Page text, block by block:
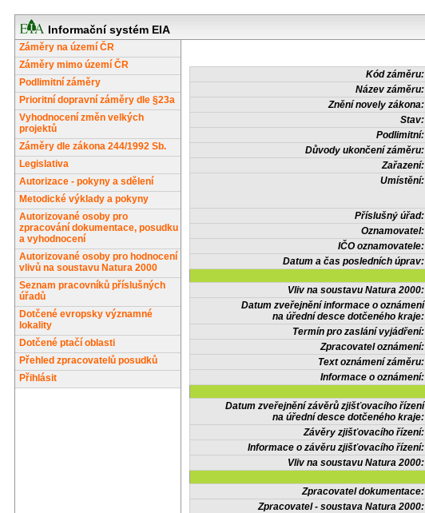
Informační systém EIA
Záměry na území ČR
Záměry mimo území ČR
Podlimitní záměry
Prioritní dopravní záměry dle §23a
Vyhodnocení změn velkých
projektů
Záměry dle zákona 244/1992 Sb.
Legislativa
Autorizace - pokyny a sdělení
Metodické výklady a pokyny
Autorizované osoby pro
zpracování dokumentace, posudku
a vyhodnocení
Autorizované osoby pro hodnocení
vlivů na soustavu Natura 2000
Seznam pracovníků příslušných
úřadů
Dotčené evropsky významné
lokality
Dotčené ptačí oblasti
Přehled zpracovatelů posudků
Přihlásit
Kód záměru:
Název záměru:
Znění novely zákona:
Stav:
Podlimitní:
Důvody ukončení záměru:
Zařazení:
Umístění:
Příslušný úřad:
Oznamovatel:
IČO oznamovatele:
Datum a čas posledních úprav:
Vliv na soustavu Natura 2000:
Datum zveřejnění informace o oznámení
na úřední desce dotčeného kraje:
Termín pro zaslání vyjádření:
Zpracovatel oznámení:
Text oznámení záměru:
Informace o oznámení:
Datum zveřejnění závěrů zjišťovacího řízení
na úřední desce dotčeného kraje:
Závěry zjišťovacího řízení:
Informace o závěru zjišťovacího řízení:
Vliv na soustavu Natura 2000:
Zpracovatel dokumentace:
Zpracovatel - soustava Natura 2000: